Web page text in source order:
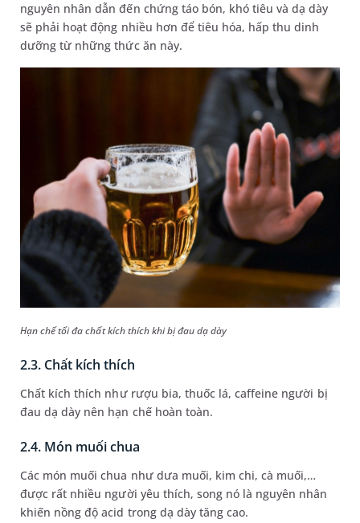
nguyên nhân dẫn đến chứng táo bón, khó tiêu và dạ dày
sẽ phải hoạt động nhiều hơn để tiêu hóa, hấp thu dinh
dưỡng từ những thức ăn này.
Hạn chế tối đa chất kích thích khi bị đau dạ dày
2.3. Chất kích thích
Chất kích thích như rượu bia, thuốc lá, caffeine người bị
đau dạ dày nên hạn chế hoàn toàn.
2.4. Món muối chua
Các món muối chua như dưa muối, kim chi, cà muối,…
được rất nhiều người yêu thích, song nó là nguyên nhân
khiến nồng độ acid trong dạ dày tăng cao.